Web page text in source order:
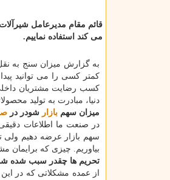
قائم مقام مدیرعامل
می کند استفاده نماییم.
کمتر کسی را می توانید
کسب رضایت مشتریان داخلی
دنیا، مبادرت به تولید
میزان سهم بازار شودر در
در صنعت ما اطلاعات
سهم بازار عرضه دهیم ولی
بیاوریم. چیزی که برایمان مشخص است این است که
تحریم ها چقدر سبب شده شما
از عمده مشکلاتی که در